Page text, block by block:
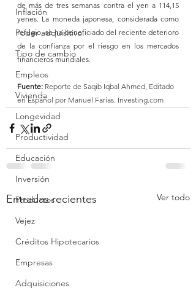
Inflación
Poder adquisitivo.
Tipo de cambio
Empleos
Vivienda
Longevidad
Productividad
Educación
Inversión
Productos
Vejez
Créditos Hipotecarios
Empresas
Adquisiciones
de más de tres semanas contra el yen a 114,15
yenes. La moneda japonesa, considerada como
refugio, se ha beneficiado del reciente deterioro
de la confianza por el riesgo en los mercados
financieros mundiales.
Fuente: Reporte de Saqib Iqbal Ahmed, Editado
en Español por Manuel Farías. Investing.com
Entradas recientes Ver todo